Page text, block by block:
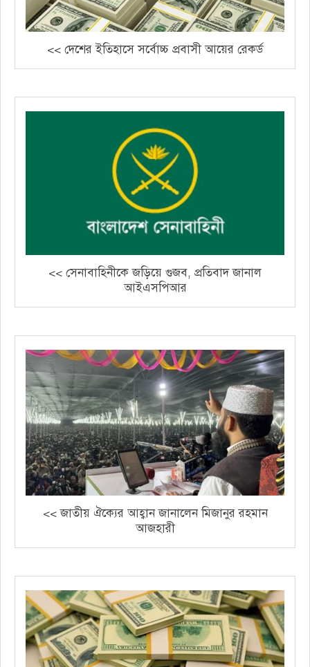
<< দেশের ইতিহাসে সর্বোচ্চ প্রবাসী আয়ের রেকর্ড
<< সেনাবাহিনীকে জড়িয়ে গুজব, প্রতিবাদ জানাল
আইএসপিআর
<< জাতীয় ঐক্যের আহ্বান জানালেন মিজানুর রহমান
আজহারী